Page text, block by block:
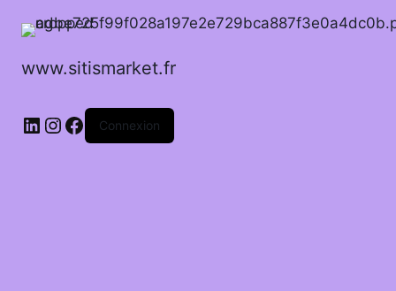
www.sitismarket.fr
LinkedIn
Instagram
Facebook
Connexion